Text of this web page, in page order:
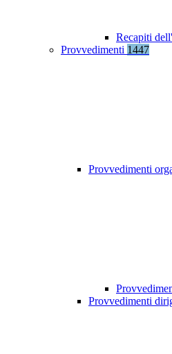
Recapiti
Provvedimenti 1447
Provvedimenti
Provvedimenti